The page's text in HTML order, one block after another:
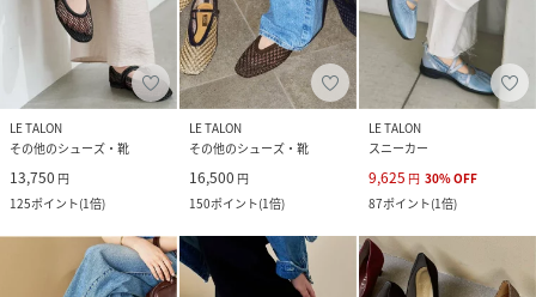
LE TALON
その他のシューズ・靴
13,750 円
125ポイント(1倍)
LE TALON
その他のシューズ・靴
16,500 円
150ポイント(1倍)
LE TALON
スニーカー
9,625 円 30%OFF
87ポイント(1倍)